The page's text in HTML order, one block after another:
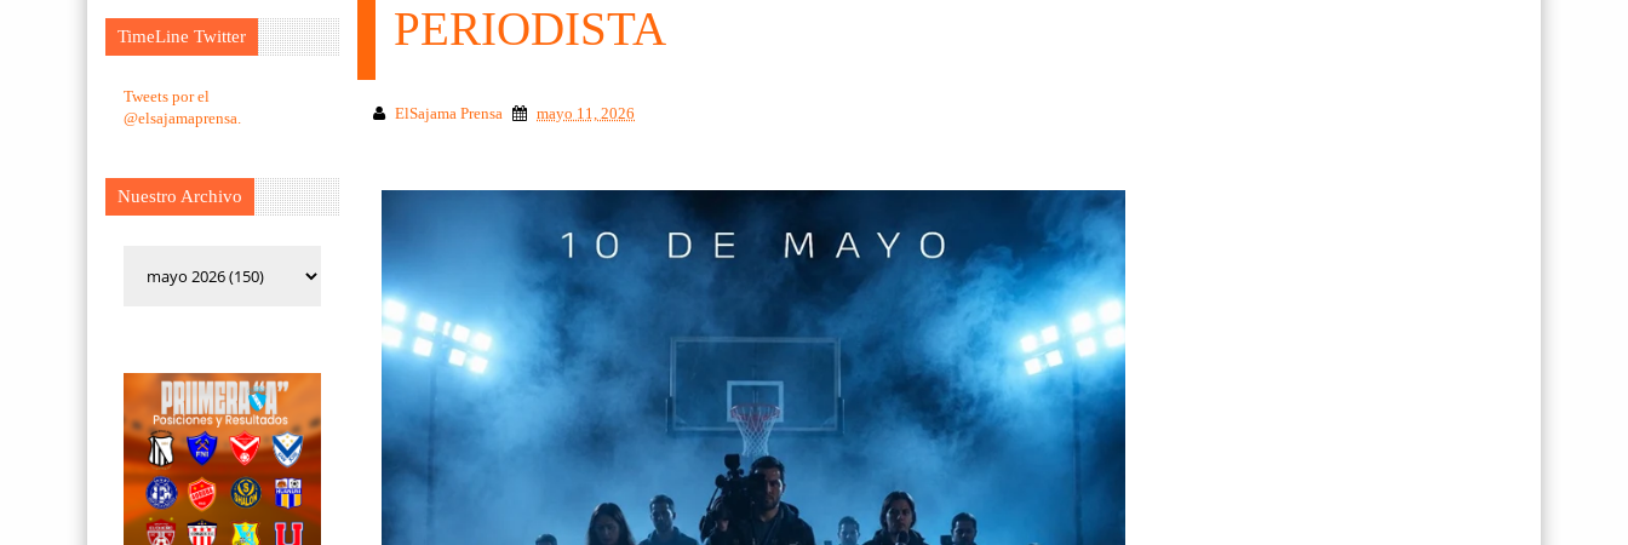
TimeLine Twitter
Tweets por el
@elsajamaprensa.
Nuestro Archivo
PERIODISTA
ElSajama Prensa mayo 11, 2026